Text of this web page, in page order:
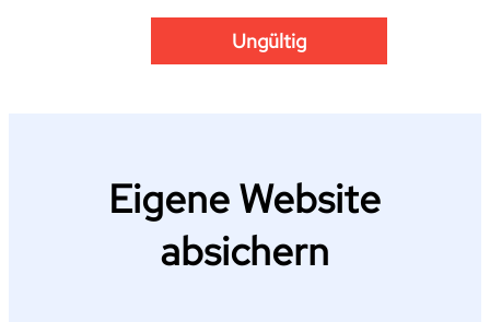
Ungültig
Eigene Website
absichern